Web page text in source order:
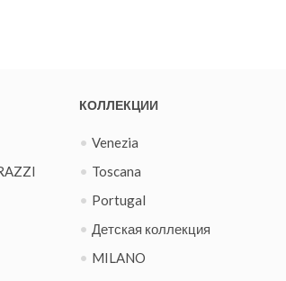
КОЛЛЕКЦИИ
Venezia
Toscana
Portugal
Детская коллекция
MILANO